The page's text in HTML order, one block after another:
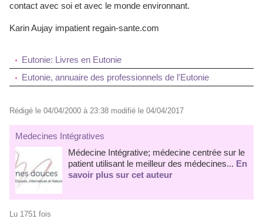
contact avec soi et avec le monde environnant.
Karin Aujay impatient regain-sante.com
Eutonie: Livres en Eutonie
Eutonie, annuaire des professionnels de l'Eutonie
Rédigé le 04/04/2000 à 23:38 modifié le 04/04/2017
Medecines Intégratives
Médecine Intégrative; médecine centrée sur le
patient utilisant le meilleur des médecines... En
savoir plus sur cet auteur
Lu 1751 fois